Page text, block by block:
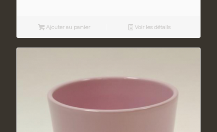
Ajouter au panier Voir les détails